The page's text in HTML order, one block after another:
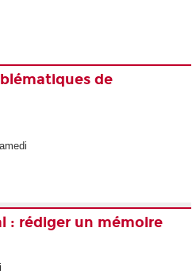
de
: rédiger un mémoire